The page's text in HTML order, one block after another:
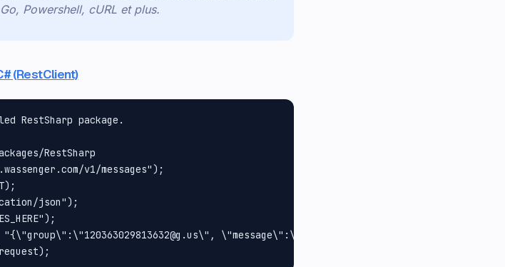
Powershell, cURL et plus.
(RestClient)
RestSharp package.
RestSharp
v1/messages");
json");
\"message\":\"Sample group message\"}",